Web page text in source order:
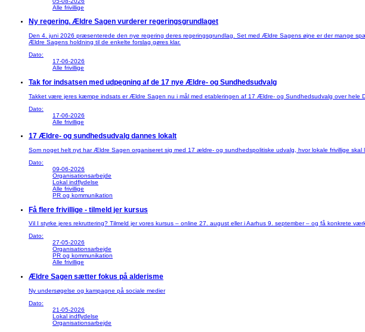
Alle frivillige
Ny regering. Ældre Sagen vurderer regeringsgrundlaget
Den 4. juni 2026 præsenterede den nye regering deres regeringsgrundlag. Set med Ældre Sagens øjne er der mange
Ældre Sagens holdning til de enkelte forslag gøres klar.
Dato:
17-06-2026
Alle frivillige
Tak for indsatsen med udpegning af de 17 nye Ældre- og Sundhedsudvalg
Takket være jeres kæmpe indsats er Ældre Sagen nu i mål med etableringen af 17 Ældre- og Sundhedsudvalg over hele
Dato:
17-06-2026
Alle frivillige
17 Ældre- og sundhedsudvalg dannes lokalt
Som noget helt nyt har Ældre Sagen organiseret sig med 17 ældre- og sundhedspolitiske udvalg, hvor lokale frivillige
Dato:
09-06-2026
Organisationsarbejde
Lokal indflydelse
Alle frivillige
PR og kommunikation
Få flere frivillige - tilmeld jer kursus
Vil I styrke jeres rekruttering? Tilmeld jer vores kursus – online 27. august eller i Aarhus 9. september – og få konkrete
Dato:
27-05-2026
Organisationsarbejde
PR og kommunikation
Alle frivillige
Ældre Sagen sætter fokus på alderisme
Ny undersøgelse og kampagne på sociale medier
Dato:
21-05-2026
Lokal indflydelse
Organisationsarbejde